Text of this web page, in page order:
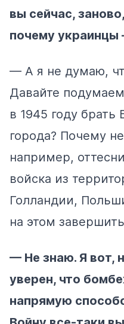
вы сейчас,
почему украинцы
— А я не думаю,
Давайте
в 1945 году
города? Почему
например,
войска из
Голландии,
на этом
— Не знаю. Я вот,
уверен, что
напрямую